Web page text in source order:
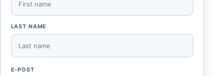
LAST NAME
E-POST